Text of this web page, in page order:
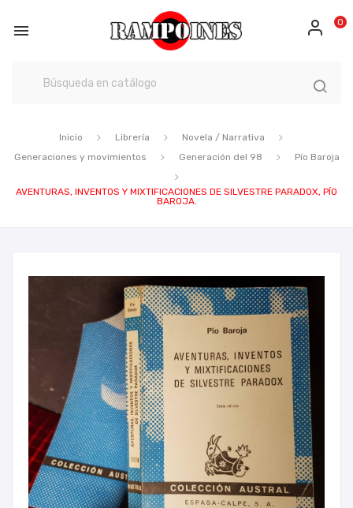
 0
Inicio Librería
Novela / Narrativa
Generaciones y movimientos
Generación del 98 Pío Baroja
AVENTURAS, INVENTOS Y MIXTIFICACIONES DE SILVESTRE PARADOX, PÍO
BAROJA.